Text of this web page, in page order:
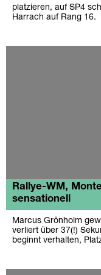
platzieren, auf SP4
Harrach auf Rang 16.
Rallye-WM,
sensationell
Marcus Grönholm
verliert über 37(!)
beginnt verhalten,